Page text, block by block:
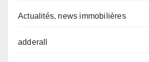
Actualités, news immobilières
adderall